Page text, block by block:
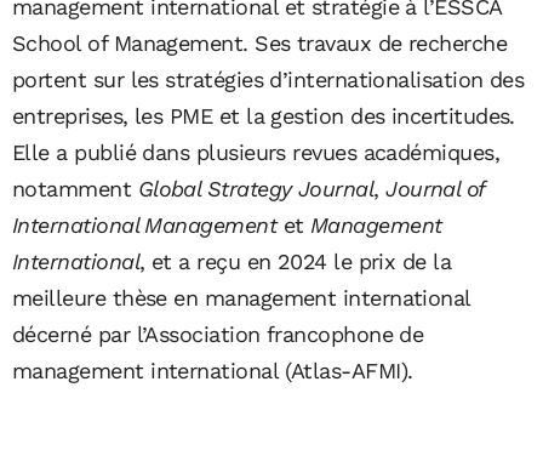
management international et stratégie à l’ESSCA
School of Management. Ses travaux de recherche
portent sur les stratégies d’internationalisation des
entreprises, les PME et la gestion des incertitudes.
Elle a publié dans plusieurs revues académiques,
notamment Global Strategy Journal,Journal of
International Managementet Management
International, et a reçu en 2024 le prix de la
meilleure thèse en management international
décerné par l’Association francophone de
management international (Atlas-AFMI).